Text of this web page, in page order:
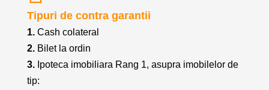
Tipuri de contra garantii
1. Cash colateral
2. Bilet la ordin
3. Ipoteca imobiliara Rang 1, asupra imobilelor de
tip: